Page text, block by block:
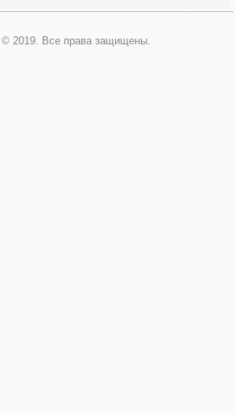
© 2019. Все права защищены.